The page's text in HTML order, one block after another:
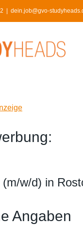
dein.job@gvo-
w/d) in
Angaben